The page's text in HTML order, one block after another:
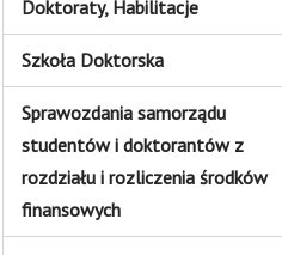
Doktoraty, Habilitacje
Szkoła Doktorska
Sprawozdania samorządu
studentów i doktorantów z
rozdziału i rozliczenia środków
finansowych